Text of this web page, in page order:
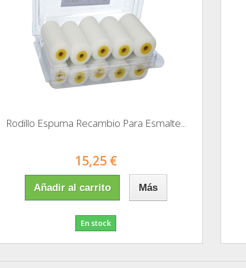
Rodillo Espuma Recambio Para Esmalte...
15,25 €
Añadir al carrito Más
En stock